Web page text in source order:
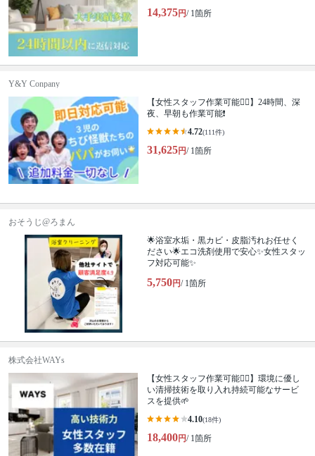
14,375円/ 1箇所
Y&Y Conpany
【女性スタッフ作業可能🙆‍♀️】24時間、深
夜、早朝も作業可能❗️
4.72(111件)
31,625円/ 1箇所
おそうじ@ろまん
🌟浴室水垢・黒カビ・皮脂汚れお任せく
ださい🌟エコ洗剤使用で安心✨女性スタッ
フ対応可能✨
5,750円/ 1箇所
株式会社WAYs
【女性スタッフ作業可能🙆‍♀️】環境に優し
い清掃技術を取り入れ持続可能なサービ
スを提供🌱
4.10(18件)
18,400円/ 1箇所